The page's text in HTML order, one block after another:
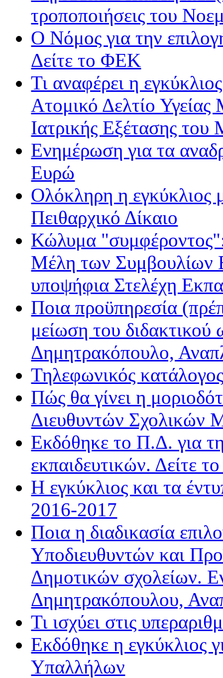
τροποποιήσεις του
Ο Νόμος για την
Δείτε το ΦΕΚ
Τι αναφέρει η
Ατομικό Δελτίο
Ιατρικής Εξέτασης
Ενημέρωση για τα
Ευρώ
Ολόκληρη η εγκύκλιος
Πειθαρχικό Δίκαιο
Κώλυμα "συμφέροντος":
Μέλη των Συμβουλίων
υποψήφια Στελέχη
Ποια προϋπηρεσία
μείωση του
Δημητρακόπουλο,
Τηλεφωνικός
Πώς θα γίνει η
Διευθυντών Σχολικών
Εκδόθηκε το Π.Δ. για
εκπαιδευτικών. Δείτε
Η εγκύκλιος και τα
2016-2017
Ποια η διαδικασία
Υποδιευθυντών και
Δημοτικών σχολείων.
Δημητρακόπουλου,
Τι ισχύει στις
Εκδόθηκε η εγκύκλιος
Υπαλλήλων